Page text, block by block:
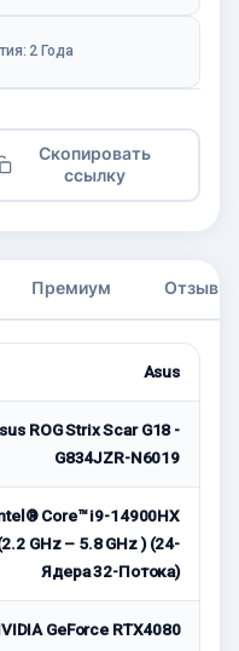
2 Года
Скопировать
ссылку
Премиум Отзывы
Asus
ROG Strix Scar G18 -
G834JZR-N6019
Core™ i9-14900HX
GHz – 5.8 GHz ) (24-
Ядeра 32-Потока)
GeForce RTX4080